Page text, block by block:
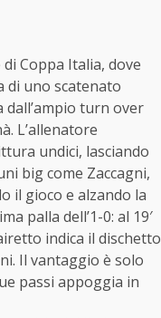
di Coppa Italia, dove
di uno scatenato
turn over
L’allenatore
undici, lasciando
big come Zaccagni,
il gioco e alzando la
palla dell’1-0: al 19′
indica il dischetto
Il vantaggio è solo
passi appoggia in